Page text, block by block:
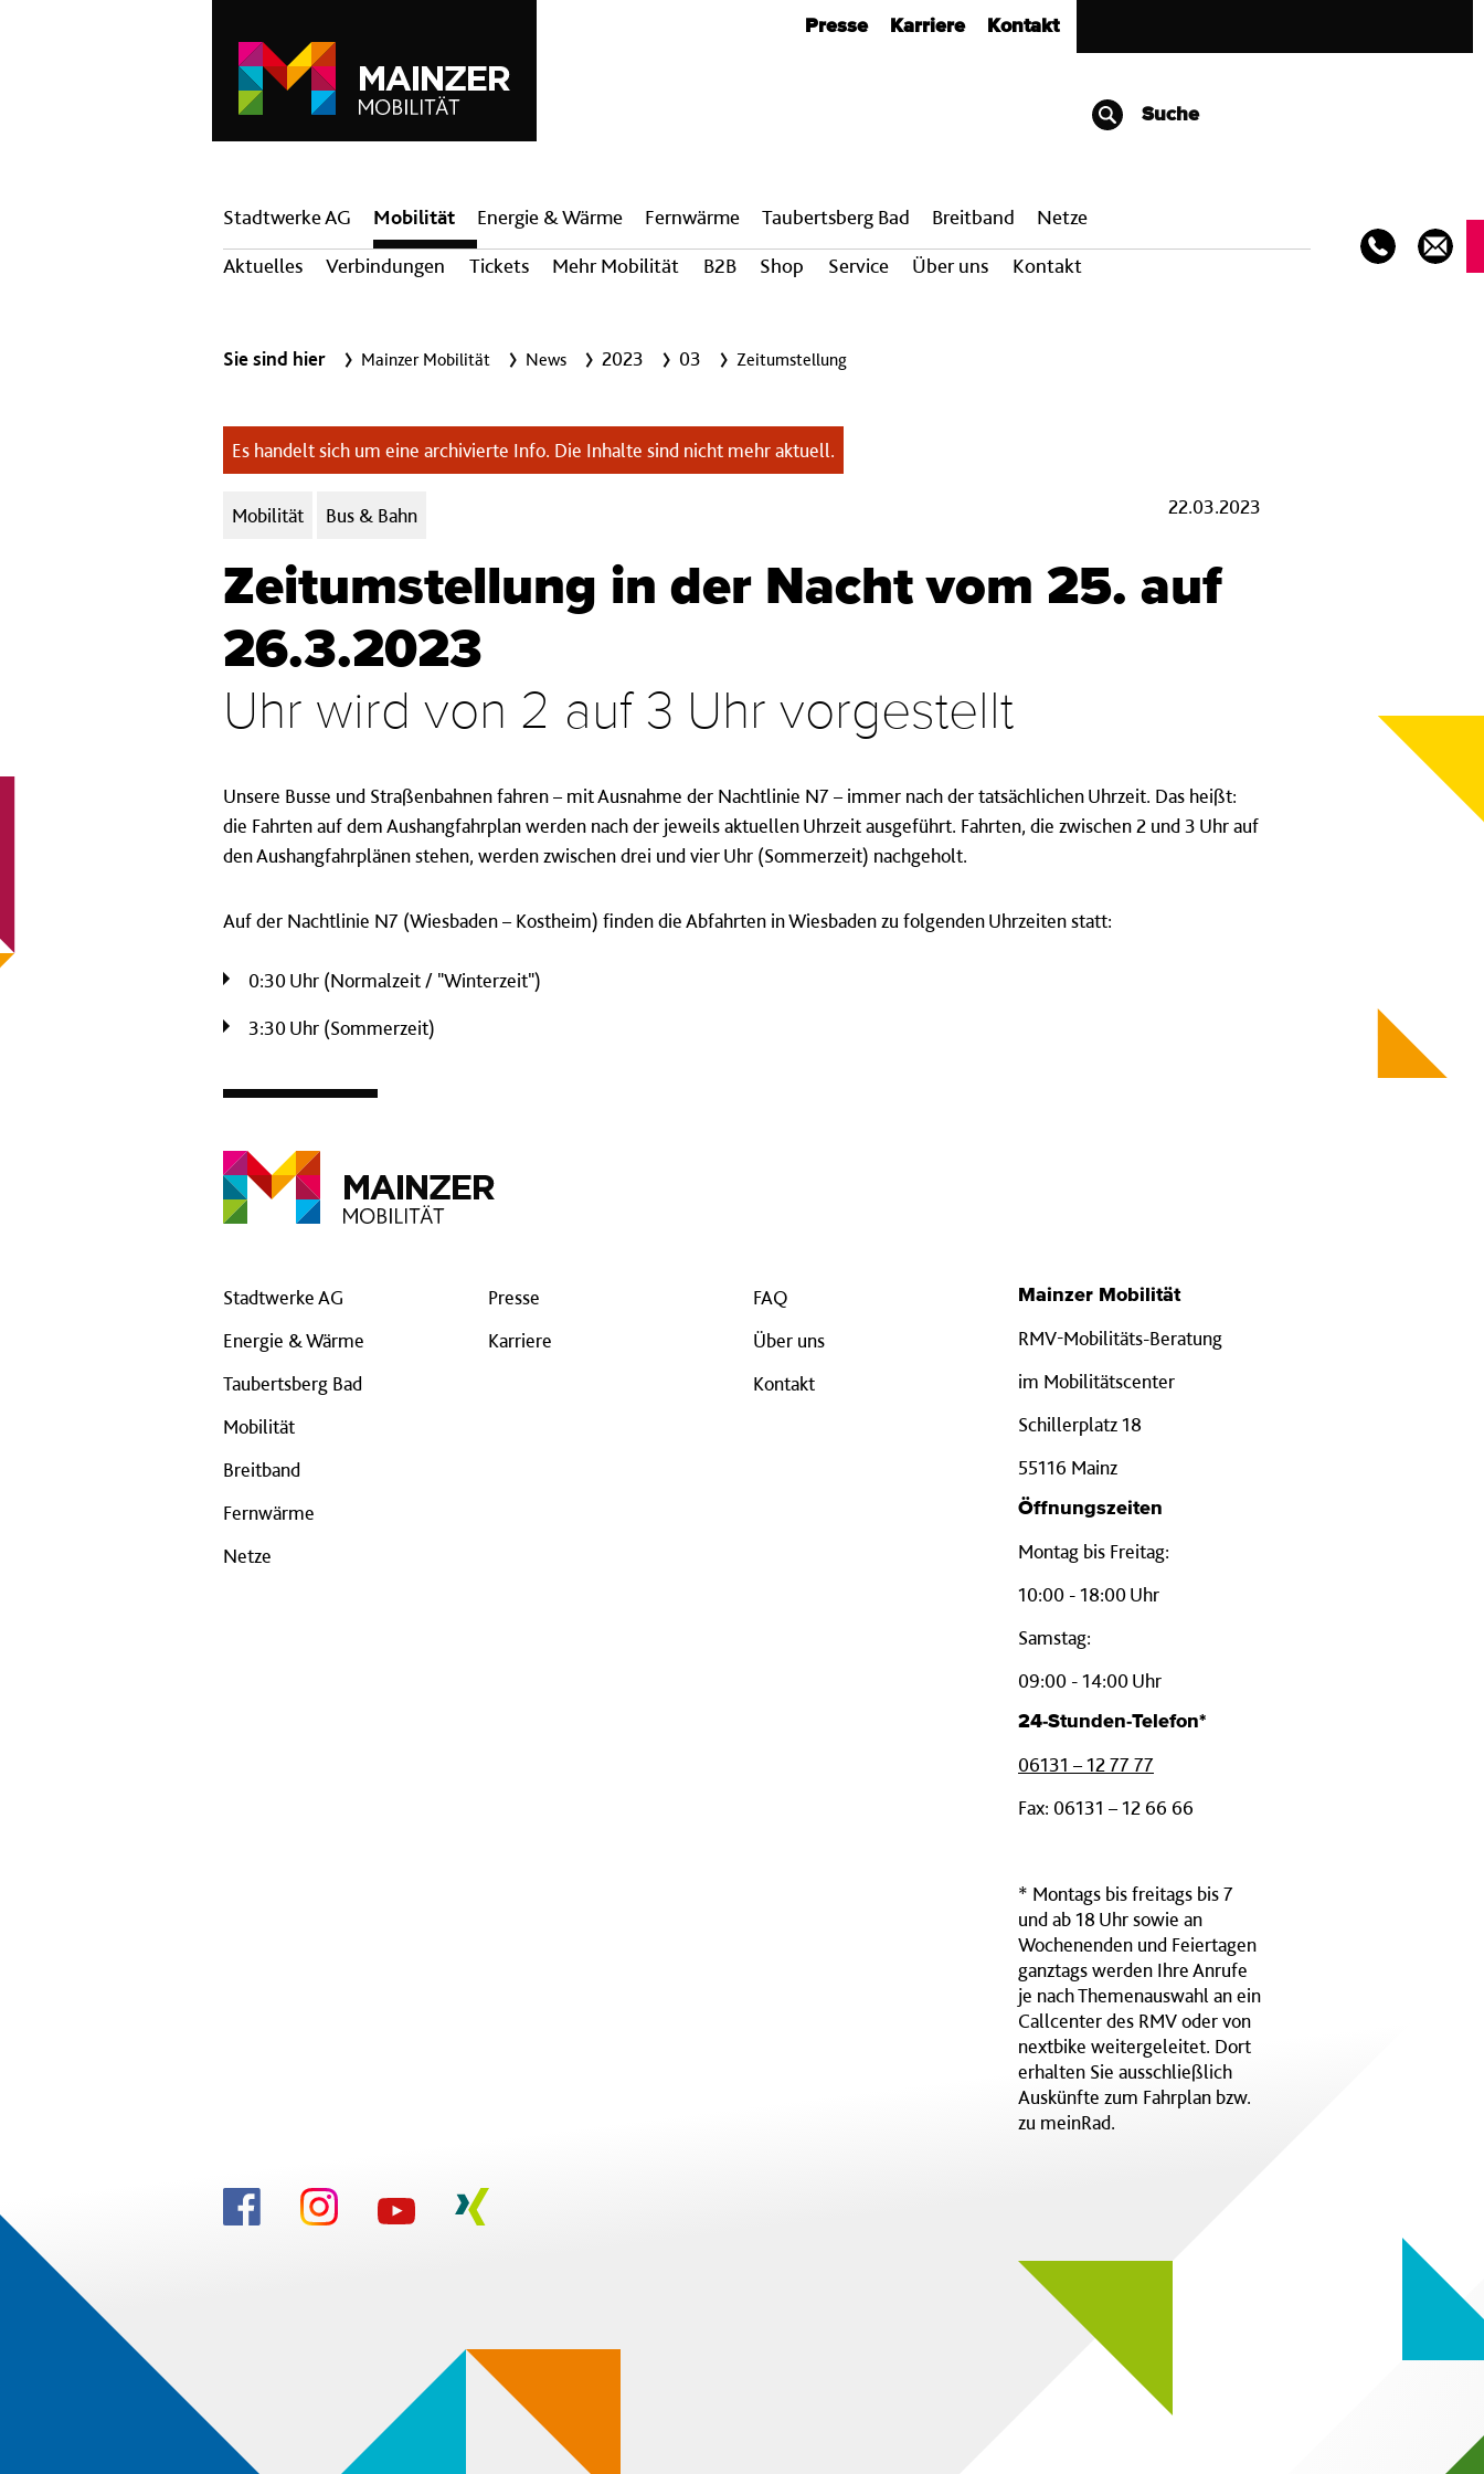
Presse Karriere Kontakt
Suche
Hauptnavigation
Stadtwerke AG
Mobilität
Aktuelles
Verbindungen Tickets Mehr Mobilität B2B Shop Service Über uns Kontakt
Energie & Wärme Fern­wärme Taubertsberg Bad Breit­band Netze
Sie sind hier Mainzer Mobilität News 2023 03 Zeitumstellung
Es handelt sich um eine archivierte Info. Die Inhalte sind nicht mehr aktuell.
Kategorien:
Mobilität Bus & Bahn 22.03.2023
Zeitumstellung in der Nacht vom 25. auf
26.3.2023
Uhr wird von 2 auf 3 Uhr vorgestellt
Unsere Busse und Straßenbahnen fahren – mit Ausnahme der Nachtlinie N7 – immer nach der tatsächlichen Uhrzeit. Das heißt:
die Fahrten auf dem Aushangfahrplan werden nach der jeweils aktuellen Uhrzeit ausgeführt. Fahrten, die zwischen 2 und 3 Uhr auf
den Aushangfahrplänen stehen, werden zwischen drei und vier Uhr (Sommerzeit) nachgeholt.
Auf der Nachtlinie N7 (Wiesbaden – Kostheim) finden die Abfahrten in Wiesbaden zu folgenden Uhrzeiten statt:
0:30 Uhr (Normalzeit / "Winterzeit")
3:30 Uhr (Sommerzeit)
Stadtwerke AG
Energie & Wärme
Taubertsberg Bad
Mobilität
Breitband
Fernwärme
Netze
Presse
Karriere
FAQ
Über uns
Kontakt
Mainzer Mobilität
RMV-Mobilitäts-Beratung
im Mobilitätscenter
Schillerplatz 18
55116 Mainz
Öffnungszeiten
Montag bis Freitag:
10:00 - 18:00 Uhr
Samstag:
09:00 - 14:00 Uhr
24-Stunden-Telefon*
06131 – 12 77 77
Fax: 06131 – 12 66 66
* Montags bis freitags bis 7
und ab 18 Uhr sowie an
Wochenenden und Feiertagen
ganztags werden Ihre Anrufe
je nach Themenauswahl an ein
Callcenter des RMV oder von
nextbike weitergeleitet. Dort
erhalten Sie ausschließlich
Auskünfte zum Fahrplan bzw.
zu meinRad.